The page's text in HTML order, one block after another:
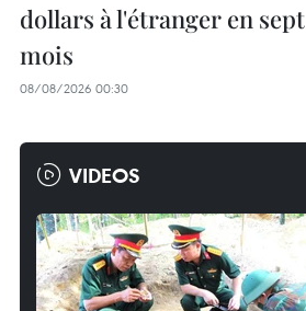
dollars à l'étranger en sept
mois
08/08/2026 00:30
VIDEOS